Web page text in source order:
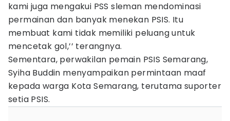
kami juga mengakui PSS sleman mendominasi
permainan dan banyak menekan PSIS. Itu
membuat kami tidak memiliki peluang untuk
mencetak gol,’’ terangnya.
Sementara, perwakilan pemain PSIS Semarang,
Syiha Buddin menyampaikan permintaan maaf
kepada warga Kota Semarang, terutama suporter
setia PSIS.